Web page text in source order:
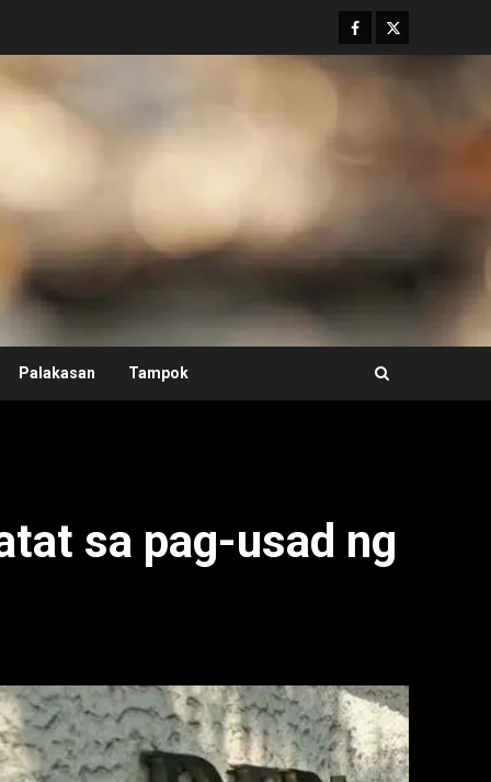
Facebook
Twitter
Palakasan Tampok
sa pag-usad ng